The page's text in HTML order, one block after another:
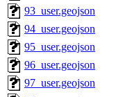
93_user.geojson
94_user.geojson
95_user.geojson
96_user.geojson
97_user.geojson